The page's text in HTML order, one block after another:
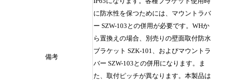
備考
に防水性を保つためには、マウントラバ
ー SZW-103との併用が必要です。WHか
ら置換えの場合、別売りの壁面取付防水
ブラケット SZK-101、およびマウントラ
バー SZW-103との併用になります。ま
た、取付ピッチが異なります。本製品は